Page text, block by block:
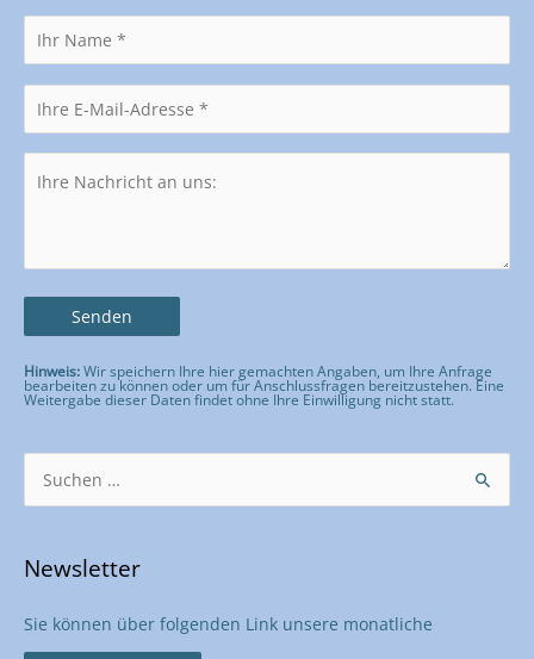
Hinweis:Wir speichern Ihre hier gemachten Angaben, um Ihre Anfrage
bearbeiten zu können oder um für Anschlussfragen bereitzustehen. Eine
Weitergabe dieser Daten findet ohne Ihre Einwilligung nicht statt.
Newsletter
Sie können über folgenden Link unsere monatliche